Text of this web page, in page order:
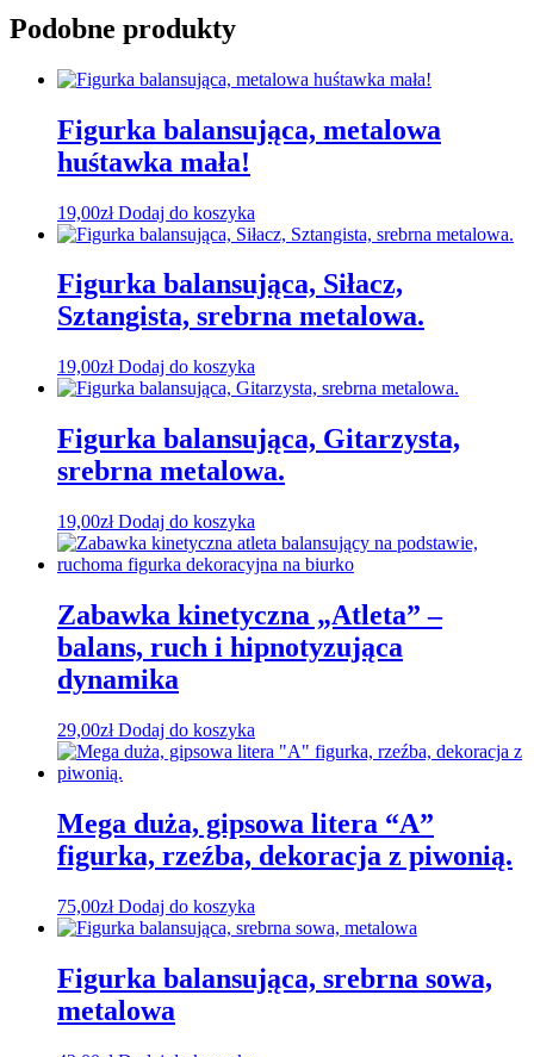
Podobne produkty
Figurka balansująca, metalowa
huśtawka mała!
19,00zł Dodaj do koszyka
Figurka balansująca, Siłacz,
Sztangista, srebrna metalowa.
19,00zł Dodaj do koszyka
Figurka balansująca, Gitarzysta,
srebrna metalowa.
19,00zł Dodaj do koszyka
Zabawka kinetyczna „Atleta” –
balans, ruch i hipnotyzująca
dynamika
29,00zł Dodaj do koszyka
Mega duża, gipsowa litera “A”
figurka, rzeźba, dekoracja z piwonią.
75,00zł Dodaj do koszyka
Figurka balansująca, srebrna sowa,
metalowa